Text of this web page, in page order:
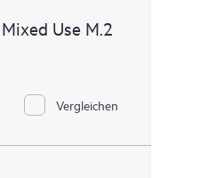
Use M.2
Vergleichen